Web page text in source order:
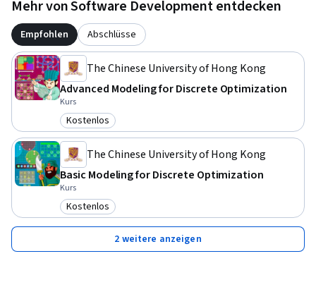
Mehr von Software Development entdecken
Empfohlen Abschlüsse
The Chinese University of Hong Kong
Advanced Modeling for Discrete Optimization
Kurs
Kategorie: Kostenlos
Kostenlos
The Chinese University of Hong Kong
Basic Modeling for Discrete Optimization
Kurs
Kategorie: Kostenlos
Kostenlos
2 weitere anzeigen